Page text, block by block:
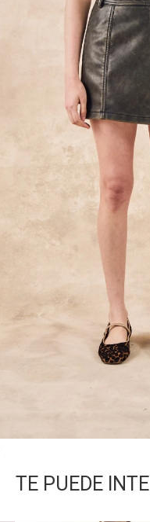
TE PUEDE